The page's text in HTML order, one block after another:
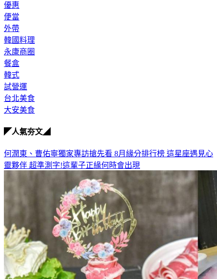
優惠
便當
外帶
韓國料理
永康商圈
餐盒
韓式
試營運
台北美食
大安美食
◤人氣夯文◢
何潤東、曹佑寧獨家專訪搶先看 8月緣分排行榜 這星座遇見心
靈夥伴 超準測字!這輩子正緣何時會出現